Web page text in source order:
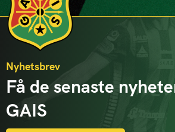
Nyhetsbrev
Få de senaste
GAIS